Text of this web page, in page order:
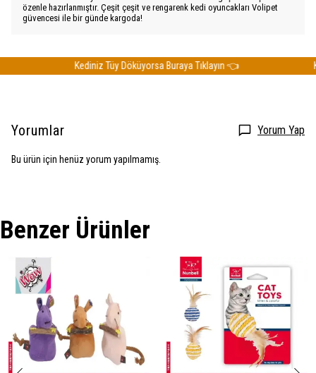
özenle hazırlanmıştır. Çeşit çeşit ve rengarenk kedi oyuncakları Volipet
güvencesi ile bir günde kargoda!
Kediniz Tüy Döküyorsa Buraya Tıklayın 👈
Yorumlar Yorum Yap
Bu ürün için henüz yorum yapılmamış.
Benzer Ürünler